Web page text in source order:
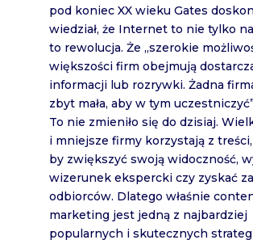
pod koniec XX wieku Gates
wiedział, że Internet to nie tylko
to rewolucja. Że „szerokie
większości firm obejmują
informacji lub rozrywki. Żadna
zbyt mała, aby w tym
To nie zmieniło się do dzisiaj.
i mniejsze firmy korzystają z treści,
by zwiększyć swoją widoczność,
wizerunek ekspercki czy zyskać
odbiorców. Dlatego właśnie
marketing jest jedną z najbardziej
popularnych i skutecznych